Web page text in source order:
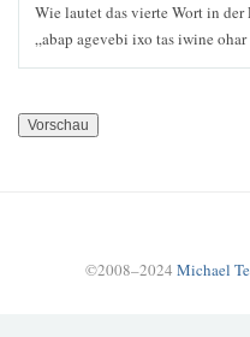
Wie lautet das vierte Wort in der
„abap agevebi ixo tas iwine
©2008–2024 Michael